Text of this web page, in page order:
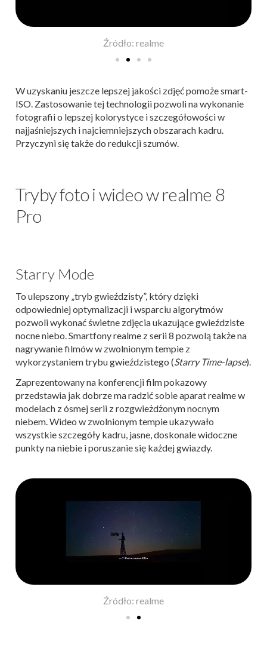
Źródło: realme
W uzyskaniu jeszcze lepszej jakości zdjęć pomoże smart-
ISO. Zastosowanie tej technologii pozwoli na wykonanie
fotografii o lepszej kolorystyce i szczegółowości w
najjaśniejszych i najciemniejszych obszarach kadru.
Przyczyni się także do redukcji szumów.
Tryby foto i wideo w realme 8
Pro
Starry Mode
To ulepszony „tryb gwieździsty”, który dzięki
odpowiedniej optymalizacji i wsparciu algorytmów
pozwoli wykonać świetne zdjęcia ukazujące gwieździste
nocne niebo. Smartfony realme z serii 8 pozwolą także na
nagrywanie filmów w zwolnionym tempie z
wykorzystaniem trybu gwieździstego (Starry Time-lapse).
Zaprezentowany na konferencji film pokazowy
przedstawia jak dobrze ma radzić sobie aparat realme w
modelach z ósmej serii z rozgwieżdżonym nocnym
niebem. Wideo w zwolnionym tempie ukazywało
wszystkie szczegóły kadru, jasne, doskonale widoczne
punkty na niebie i poruszanie się każdej gwiazdy.
Źródło: realme